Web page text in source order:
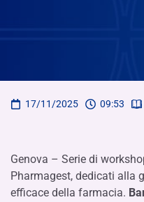
17/11/2025 09:53
Genova – Serie di
Pharmagest, dedicati alla
efficace della farmacia.